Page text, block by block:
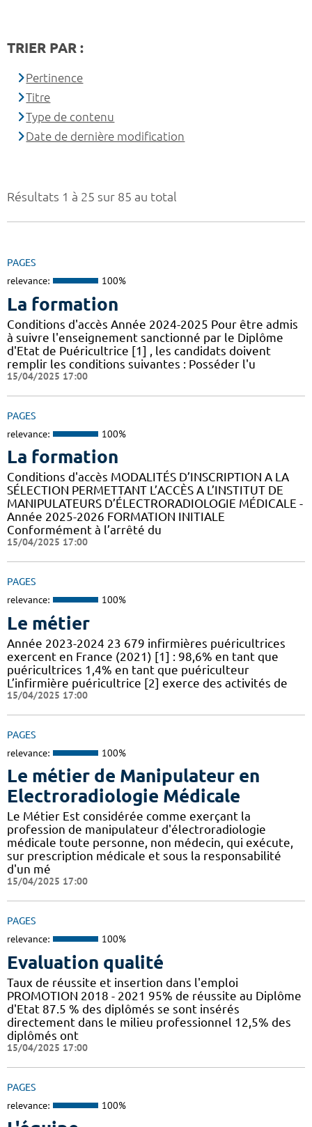
Résultats 1 à 25 sur 85 au total
PAGES
relevance: 100%
La formation
Conditions d'accès Année 2024-2025 Pour être admis
à suivre l'enseignement sanctionné par le Diplôme
d'Etat de Puéricultrice [1] , les candidats doivent
remplir les conditions suivantes : Posséder l'u
15/04/2025 17:00
PAGES
relevance: 100%
La formation
Conditions d'accès MODALITÉS D’INSCRIPTION A LA
SÉLECTION PERMETTANT L’ACCÈS A L’INSTITUT DE
MANIPULATEURS D’ÉLECTRORADIOLOGIE MÉDICALE -
Année 2025-2026 FORMATION INITIALE
Conformément à l’arrêté du
15/04/2025 17:00
PAGES
relevance: 100%
Le métier
Année 2023-2024 23 679 infirmières puéricultrices
exercent en France (2021) [1] : 98,6% en tant que
puéricultrices 1,4% en tant que puériculteur
L’infirmière puéricultrice [2] exerce des activités de
15/04/2025 17:00
PAGES
relevance: 100%
Le métier de Manipulateur en
Electroradiologie Médicale
Le Métier Est considérée comme exerçant la
profession de manipulateur d'électroradiologie
médicale toute personne, non médecin, qui exécute,
sur prescription médicale et sous la responsabilité
d'un mé
15/04/2025 17:00
PAGES
relevance: 100%
Evaluation qualité
Taux de réussite et insertion dans l'emploi
PROMOTION 2018 - 2021 95% de réussite au Diplôme
d'Etat 87.5 % des diplômés se sont insérés
directement dans le milieu professionnel 12,5% des
diplômés ont
15/04/2025 17:00
PAGES
relevance: 100%
TRIER PAR :
Pertinence
Titre
Type de contenu
Date de dernière modification